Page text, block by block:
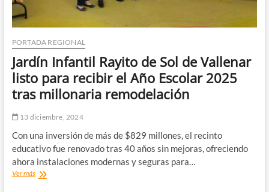
PORTADA REGIONAL
Jardín Infantil Rayito de Sol de Vallenar
listo para recibir el Año Escolar 2025
tras millonaria remodelación
13 diciembre, 2024
Con una inversión de más de $829 millones, el recinto
educativo fue renovado tras 40 años sin mejoras, ofreciendo
ahora instalaciones modernas y seguras para…
Ver másJardín